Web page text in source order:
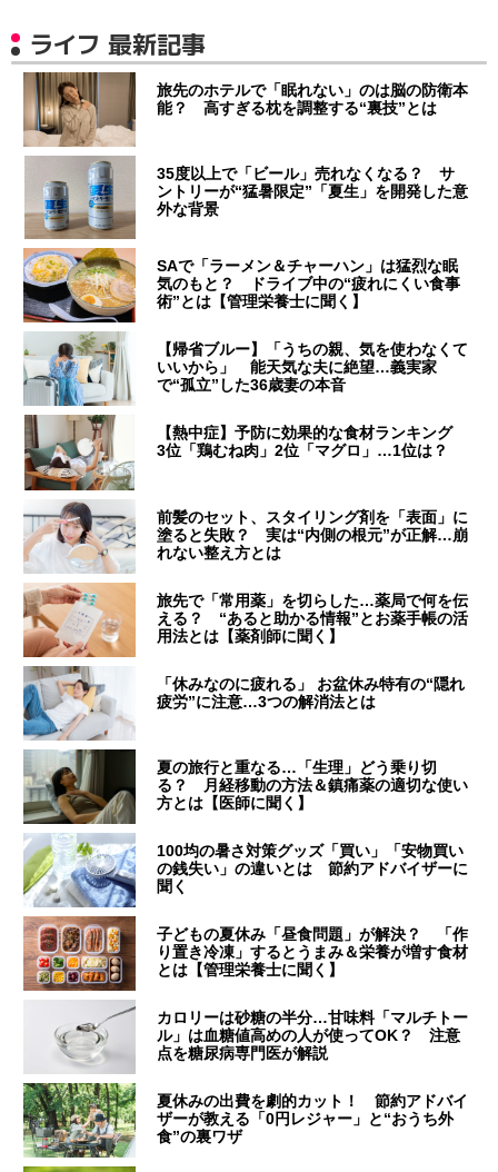
ライフ 最新記事
旅先のホテルで「眠れない」のは脳の防衛本
能？ 高すぎる枕を調整する“裏技”とは
35度以上で「ビール」売れなくなる？ サ
ントリーが“猛暑限定”「夏生」を開発した意
外な背景
SAで「ラーメン＆チャーハン」は猛烈な眠
気のもと？ ドライブ中の“疲れにくい食事
術”とは【管理栄養士に聞く】
【帰省ブルー】「うちの親、気を使わなくて
いいから」 能天気な夫に絶望…義実家
で“孤立”した36歳妻の本音
【熱中症】予防に効果的な食材ランキング
3位「鶏むね肉」2位「マグロ」…1位は？
前髪のセット、スタイリング剤を「表面」に
塗ると失敗？ 実は“内側の根元”が正解…崩
れない整え方とは
旅先で「常用薬」を切らした…薬局で何を伝
える？ “あると助かる情報”とお薬手帳の活
用法とは【薬剤師に聞く】
「休みなのに疲れる」 お盆休み特有の“隠れ
疲労”に注意…3つの解消法とは
夏の旅行と重なる…「生理」どう乗り切
る？ 月経移動の方法＆鎮痛薬の適切な使い
方とは【医師に聞く】
100均の暑さ対策グッズ「買い」「安物買い
の銭失い」の違いとは 節約アドバイザーに
聞く
子どもの夏休み「昼食問題」が解決？ 「作
り置き冷凍」するとうまみ＆栄養が増す食材
とは【管理栄養士に聞く】
カロリーは砂糖の半分…甘味料「マルチトー
ル」は血糖値高めの人が使ってOK？ 注意
点を糖尿病専門医が解説
夏休みの出費を劇的カット！ 節約アドバイ
ザーが教える「0円レジャー」と“おうち外
食”の裏ワザ